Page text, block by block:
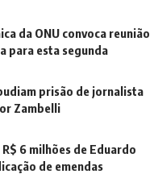
da ONU convoca reunião
para esta segunda
prisão de jornalista
Zambelli
6 milhões de Eduardo
de emendas